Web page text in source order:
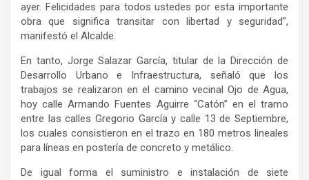
ayer. Felicidades para todos ustedes por esta importante
obra que significa transitar con libertad y seguridad”,
manifestó el Alcalde.
En tanto, Jorge Salazar García, titular de la Dirección de
Desarrollo Urbano e Infraestructura, señaló que los
trabajos se realizaron en el camino vecinal Ojo de Agua,
hoy calle Armando Fuentes Aguirre “Catón” en el tramo
entre las calles Gregorio García y calle 13 de Septiembre,
los cuales consistieron en el trazo en 180 metros lineales
para líneas en postería de concreto y metálico.
De igual forma el suministro e instalación de siete